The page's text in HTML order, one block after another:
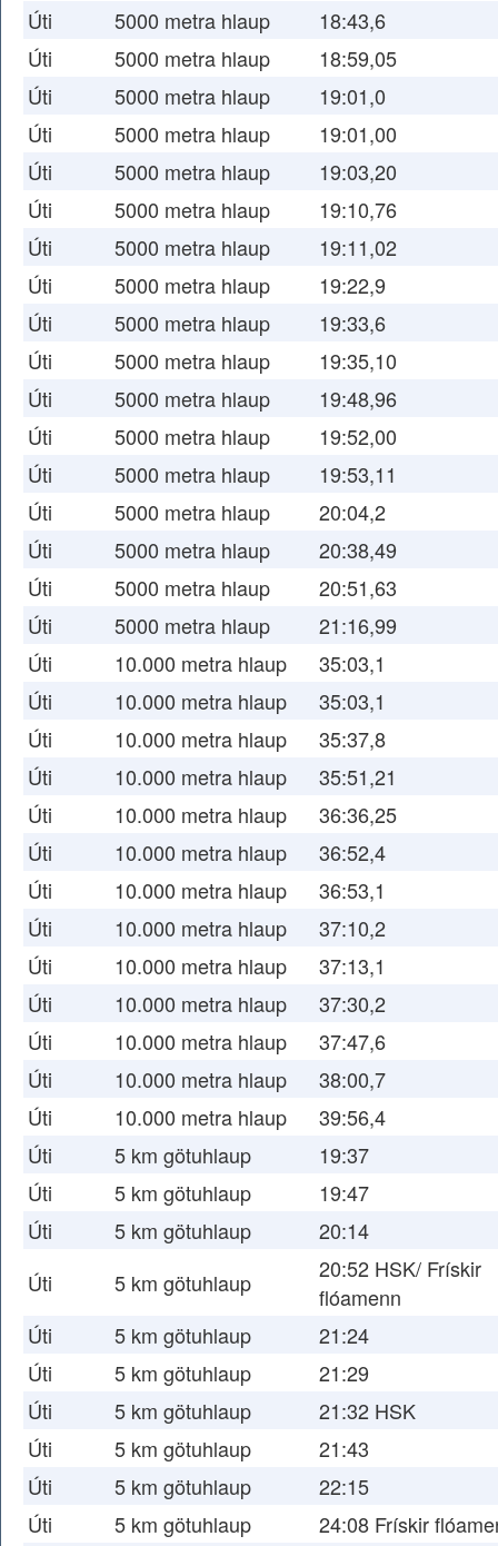
Úti 5000 metra hlaup
18:43,6
Úti
5000 metra hlaup
18:59,05
Úti
5000 metra hlaup
19:01,0
Úti
5000 metra hlaup
19:01,00
Úti
5000 metra hlaup
19:03,20
Úti
5000 metra hlaup
19:10,76
Úti
5000 metra hlaup
19:11,02
Úti
5000 metra hlaup
19:22,9
Úti
5000 metra hlaup
19:33,6
Úti
5000 metra hlaup
19:35,10
Úti
5000 metra hlaup
19:48,96
Úti
5000 metra hlaup
19:52,00
Úti
5000 metra hlaup
19:53,11
Úti
5000 metra hlaup
20:04,2
Úti
5000 metra hlaup
20:38,49
Úti
5000 metra hlaup
20:51,63
Úti
5000 metra hlaup
21:16,99
Úti
10.000 metra hlaup
35:03,1
Úti
10.000 metra hlaup
35:03,1
Úti
10.000 metra hlaup
35:37,8
Úti
10.000 metra hlaup
35:51,21
Úti
10.000 metra hlaup
36:36,25
Úti
10.000 metra hlaup
36:52,4
Úti
10.000 metra hlaup
36:53,1
Úti
10.000 metra hlaup
37:10,2
Úti
10.000 metra hlaup
37:13,1
Úti
10.000 metra hlaup
37:30,2
Úti
10.000 metra hlaup
37:47,6
Úti
10.000 metra hlaup
38:00,7
Úti
10.000 metra hlaup
39:56,4
Úti
5 km götuhlaup
19:37
Úti
5 km götuhlaup
19:47
Úti
5 km götuhlaup
20:14
Úti
5 km götuhlaup
20:52 HSK/ Frískir
flóamenn
Úti
5 km götuhlaup
21:24
Úti
5 km götuhlaup
21:29
Úti
5 km götuhlaup
21:32 HSK
Úti
5 km götuhlaup
21:43
Úti
5 km götuhlaup
22:15
Úti
5 km götuhlaup
24:08 Frískir